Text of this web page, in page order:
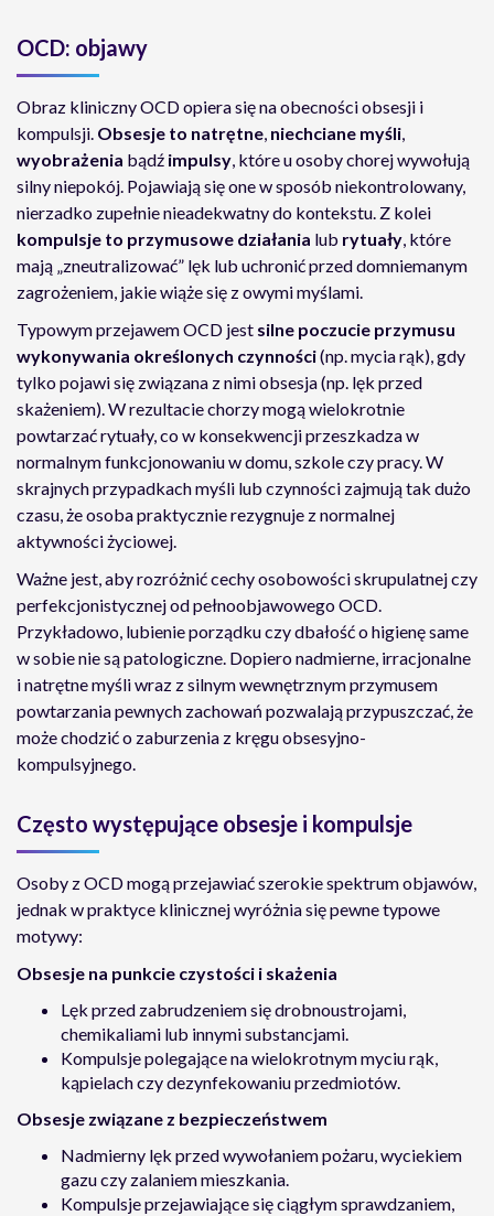
OCD: objawy
Obraz kliniczny OCD opiera się na obecności obsesji i
kompulsji. Obsesje to natrętne, niechciane myśli,
wyobrażenia bądź impulsy, które u osoby chorej wywołują
silny niepokój. Pojawiają się one w sposób niekontrolowany,
nierzadko zupełnie nieadekwatny do kontekstu. Z kolei
kompulsje to przymusowe działania lub rytuały, które
mają „zneutralizować” lęk lub uchronić przed domniemanym
zagrożeniem, jakie wiąże się z owymi myślami.
Typowym przejawem OCD jest silne poczucie przymusu
wykonywania określonych czynności(np. mycia rąk), gdy
tylko pojawi się związana z nimi obsesja (np. lęk przed
skażeniem). W rezultacie chorzy mogą wielokrotnie
powtarzać rytuały, co w konsekwencji przeszkadza w
normalnym funkcjonowaniu w domu, szkole czy pracy. W
skrajnych przypadkach myśli lub czynności zajmują tak dużo
czasu, że osoba praktycznie rezygnuje z normalnej
aktywności życiowej.
Ważne jest, aby rozróżnić cechy osobowości skrupulatnej czy
perfekcjonistycznej od pełnoobjawowego OCD.
Przykładowo, lubienie porządku czy dbałość o higienę same
w sobie nie są patologiczne. Dopiero nadmierne, irracjonalne
i natrętne myśli wraz z silnym wewnętrznym przymusem
powtarzania pewnych zachowań pozwalają przypuszczać, że
może chodzić o zaburzenia z kręgu obsesyjno-
kompulsyjnego.
Często występujące obsesje i kompulsje
Osoby z OCD mogą przejawiać szerokie spektrum objawów,
jednak w praktyce klinicznej wyróżnia się pewne typowe
motywy:
Obsesje na punkcie czystości i skażenia
Lęk przed zabrudzeniem się drobnoustrojami,
chemikaliami lub innymi substancjami.
Kompulsje polegające na wielokrotnym myciu rąk,
kąpielach czy dezynfekowaniu przedmiotów.
Obsesje związane z bezpieczeństwem
Nadmierny lęk przed wywołaniem pożaru, wyciekiem
gazu czy zalaniem mieszkania.
Kompulsje przejawiające się ciągłym sprawdzaniem,